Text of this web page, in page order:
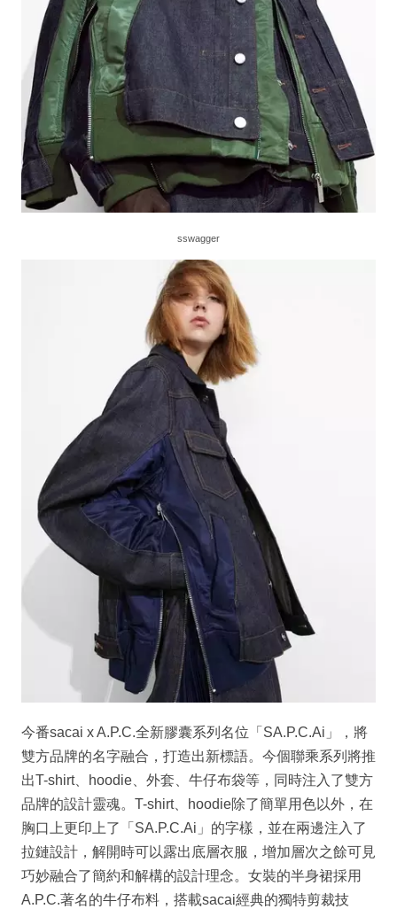
sswagger
今番sacai x A.P.C.全新膠囊系列名位「SA.P.C.Ai」，將
雙方品牌的名字融合，打造出新標語。今個聯乘系列將推
出T-shirt、hoodie、外套、牛仔布袋等，同時注入了雙方
品牌的設計靈魂。T-shirt、hoodie除了簡單用色以外，在
胸口上更印上了「SA.P.C.Ai」的字樣，並在兩邊注入了
拉鏈設計，解開時可以露出底層衣服，增加層次之餘可見
巧妙融合了簡約和解構的設計理念。女裝的半身裙採用
A.P.C.著名的牛仔布料，搭載sacai經典的獨特剪裁技